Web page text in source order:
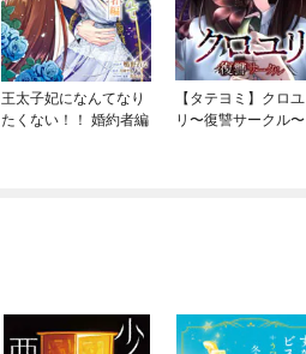
王太子妃になんてなり
たくない！！ 婚約者編
【タテヨミ】クロユ
リ〜復讐サークル〜